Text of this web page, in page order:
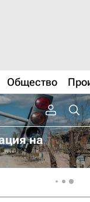
Общество
на